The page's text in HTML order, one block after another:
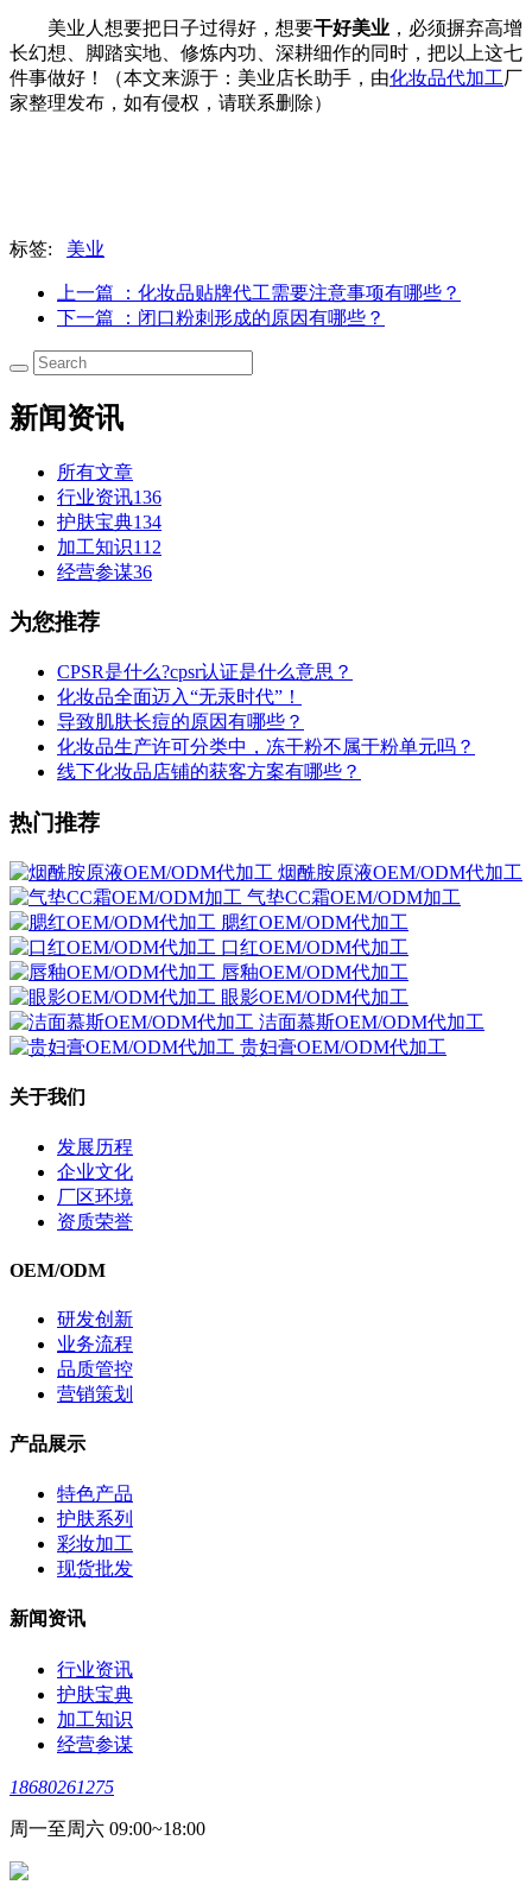
美业人想要把日子过得好，想要干好美业 ，必须摒弃高增
长幻想、脚踏实地、修炼内功、深耕细作的同时，把以上这七
件事做好！（本文来源于：美业店长助手，由化妆品代加工厂
家整理发布，如有侵权，请联系删除）
标签: 美业
上一篇
：化妆品贴牌代工需要注意事项有哪些？
下一篇
：闭口粉刺形成的原因有哪些？
新闻资讯
所有文章
行业资讯136
护肤宝典134
加工知识112
经营参谋36
为您推荐
CPSR是什么?cpsr认证是什么意思？
化妆品全面迈入“无汞时代”！
导致肌肤长痘的原因有哪些？
化妆品生产许可分类中，冻干粉不属于粉单元吗？
线下化妆品店铺的获客方案有哪些？
热门推荐
烟酰胺原液OEM/ODM代加工
气垫CC霜OEM/ODM加工
腮红OEM/ODM代加工
口红OEM/ODM代加工
唇釉OEM/ODM代加工
眼影OEM/ODM代加工
洁面慕斯OEM/ODM代加工
贵妇膏OEM/ODM代加工
关于我们
发展历程
企业文化
厂区环境
资质荣誉
OEM/ODM
研发创新
业务流程
品质管控
营销策划
产品展示
特色产品
护肤系列
彩妆加工
现货批发
新闻资讯
行业资讯
护肤宝典
加工知识
经营参谋
18680261275
周一至周六 09:00~18:00